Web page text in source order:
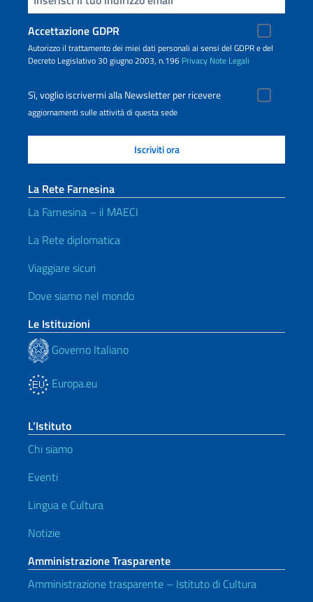
Accettazione GDPR
Autorizzo il trattamento dei miei dati personali ai sensi del GDPR e del
Decreto Legislativo 30 giugno 2003, n.196 Privacy Note Legali
Sì, voglio iscrivermi alla Newsletter per ricevere
aggiornamenti sulle attività di questa sede
La Rete Farnesina
La Farnesina – il MAECI
La Rete diplomatica
Viaggiare sicuri
Dove siamo nel mondo
Le Istituzioni
Governo Italiano
Europa.eu
L’Istituto
Chi siamo
Eventi
Lingua e Cultura
Notizie
Amministrazione Trasparente
Amministrazione trasparente – Istituto di Cultura